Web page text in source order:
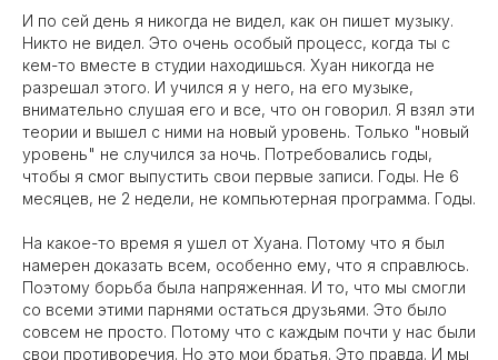
И по сей день я никогда не видел, как он пишет музыку.
Никто не видел. Это очень особый процесс, когда ты с
кем-то вместе в студии находишься. Хуан никогда не
разрешал этого. И учился я у него, на его музыке,
внимательно слушая его и все, что он говорил. Я взял эти
теории и вышел с ними на новый уровень. Только "новый
уровень" не случился за ночь. Потребовались годы,
чтобы я смог выпустить свои первые записи. Годы. Не 6
месяцев, не 2 недели, не компьютерная программа. Годы.
На какое-то время я ушел от Хуана. Потому что я был
намерен доказать всем, особенно ему, что я справлюсь.
Поэтому борьба была напряженная. И то, что мы смогли
со всеми этими парнями остаться друзьями. Это было
совсем не просто. Потому что с каждым почти у нас были
свои противоречия. Но это мои братья. Это правда. И мы